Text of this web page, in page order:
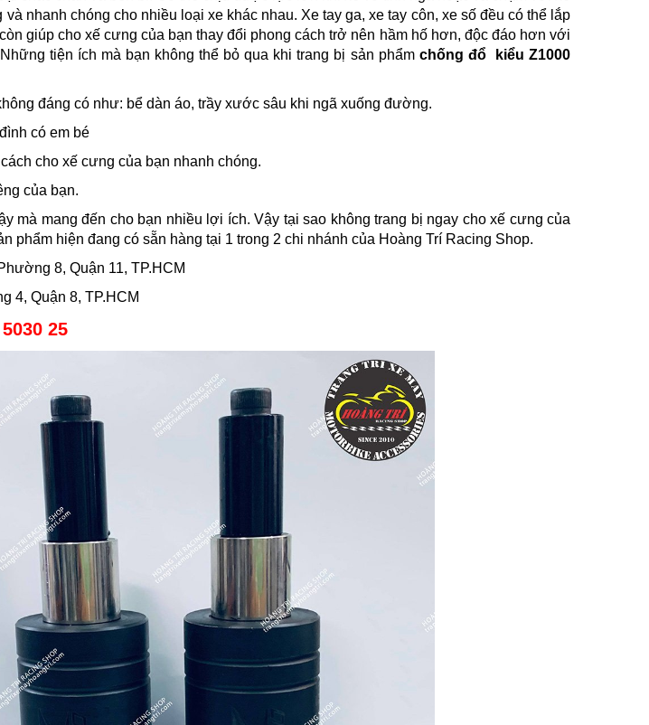
nhanh chóng cho nhiều loại xe khác nhau. Xe tay ga, xe tay côn, xe số đều có thể lắp
giúp cho xế cưng của bạn thay đổi phong cách trở nên hầm hố hơn, độc đáo hơn với
tiện ích mà bạn không thể bỏ qua khi trang bị sản phẩm chống đổ kiểu Z1000
đáng có như: bể dàn áo, trầy xước sâu khi ngã xuống đường.
có em bé
cho xế cưng của bạn nhanh chóng.
của bạn.
mà mang đến cho bạn nhiều lợi ích. Vậy tại sao không trang bị ngay cho xế cưng của
phẩm hiện đang có sẵn hàng tại 1 trong 2 chi nhánh của Hoàng Trí Racing Shop.
8, Quận 11, TP.HCM
4, Quận 8, TP.HCM
25